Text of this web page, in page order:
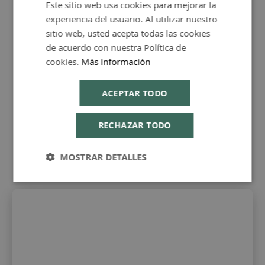
específicas de tu piel.
tendencia hacia la cosmética natural y
caseraha ido en aumento, ya que permite un
mayor control sobre los ingredientes utilizados y
evita la exposición aquímicos potencialmente
. En nuestra farmacia, no solo
proporcionamos los ingredientes necesarios, sino
que también ofrecemosasesoramiento
puedas iniciarte en el mundo de la
SPANISH
ENGLISH
Este sitio web usa cookies para mejorar la
experiencia del usuario. Al utilizar nuestro
sitio web, usted acepta todas las cookies
de acuerdo con nuestra Política de
cookies. Más información
ACEPTAR TODO
RECHAZAR TODO
MOSTRAR DETALLES